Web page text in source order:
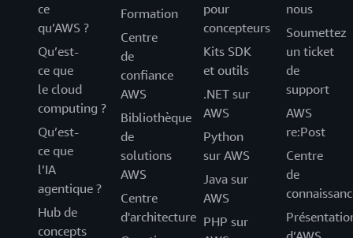
ce
qu’AWS ?
Qu’est-
ce que
le cloud
computing ?
Qu’est-
ce que
l’IA
agentique ?
Hub de
concepts
Formation
Centre
de
confiance
AWS
Bibliothèque
de
solutions
AWS
Centre
d'architecture
pour
concepteurs
Kits SDK
et outils
.NET sur
AWS
Python
sur AWS
Java sur
AWS
PHP sur
nous
Soumettez
un ticket
de
support
AWS
re:Post
Centre
de